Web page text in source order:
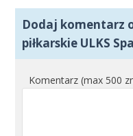
Dodaj komentarz
piłkarskie ULKS
Komentarz (max 500